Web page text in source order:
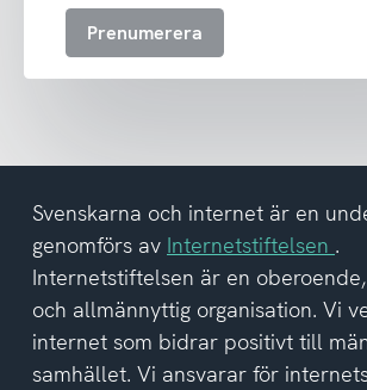
att
del
av
integritetspolicyn
Prenumerera
Svenskarna och internet är en
genomförs av Internetstiftelsen .
Internetstiftelsen är en
och allmännyttig organisation. Vi
internet som bidrar positivt till
samhället. Vi ansvarar för